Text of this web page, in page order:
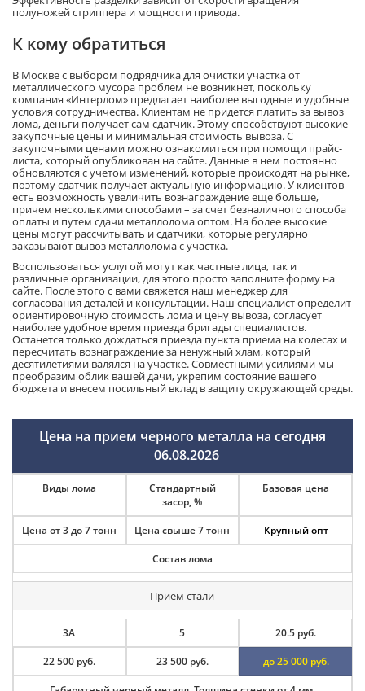
полуножей стриппера и мощности привода.
К кому обратиться
В Москве с выбором подрядчика для очистки участка от
металлического мусора проблем не возникнет, поскольку
компания «Интерлом» предлагает наиболее выгодные и удобные
условия сотрудничества. Клиентам не придется платить за вывоз
лома, деньги получает сам сдатчик. Этому способствуют высокие
закупочные цены и минимальная стоимость вывоза. С
закупочными ценами можно ознакомиться при помощи прайс-
листа, который опубликован на сайте. Данные в нем постоянно
обновляются с учетом изменений, которые происходят на рынке,
поэтому сдатчик получает актуальную информацию. У клиентов
есть возможность увеличить вознаграждение еще больше,
причем несколькими способами – за счет безналичного способа
оплаты и путем сдачи металлолома оптом. На более высокие
цены могут рассчитывать и сдатчики, которые регулярно
заказывают вывоз металлолома с участка.
Воспользоваться услугой могут как частные лица, так и
различные организации, для этого просто заполните форму на
сайте. После этого с вами свяжется наш менеджер для
согласования деталей и консультации. Наш специалист определит
ориентировочную стоимость лома и цену вывоза, согласует
наиболее удобное время приезда бригады специалистов.
Останется только дождаться приезда пункта приема на колесах и
пересчитать вознаграждение за ненужный хлам, который
десятилетиями валялся на участке. Совместными усилиями мы
преобразим облик вашей дачи, укрепим состояние вашего
бюджета и внесем посильный вклад в защиту окружающей среды.
Цена на прием черного металла на сегодня
06.08.2026
Виды лома
Состав лома
Стандартный
засор, %
Базовая цена
Цена от 3 до 7 тонн Цена свыше 7 тонн Крупный опт
Прием стали
3А 5 20.5 руб.
22 500 руб. 23 500 руб. до 25 000 руб.